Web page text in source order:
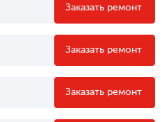
Заказать ремонт
Заказать ремонт
Заказать ремонт